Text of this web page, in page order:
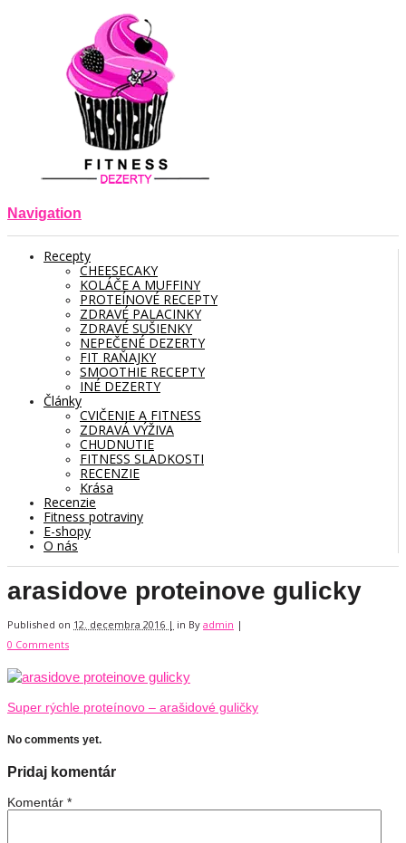
Navigation
Recepty
CHEESECAKY
KOLÁČE A MUFFINY
PROTEÍNOVÉ RECEPTY
ZDRAVÉ PALACINKY
ZDRAVÉ SUŠIENKY
NEPEČENÉ DEZERTY
FIT RAŇAJKY
SMOOTHIE RECEPTY
INÉ DEZERTY
Články
CVIČENIE A FITNESS
ZDRAVÁ VÝŽIVA
CHUDNUTIE
FITNESS SLADKOSTI
RECENZIE
Krása
Recenzie
Fitness potraviny
E-shopy
O nás
arasidove proteinove gulicky
Published on 12. decembra 2016 | in By admin |
0 Comments
Super rýchle proteínovo – arašidové guličky
No comments yet.
Pridaj komentár
Komentár *